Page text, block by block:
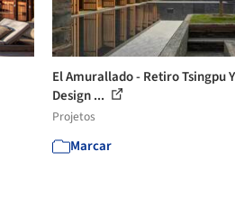
El Amurallado - Retiro Tsingpu
Design ...
Projetos
Marcar